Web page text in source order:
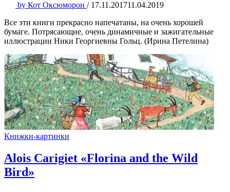
by Кот Оксюморон / 17.11.201711.04.2019
Все эти книги прекрасно напечатаны, на очень хорошей
бумаге. Потрясающие, очень динамичные и зажигательные
иллюстрации Ники Георгиевны Гольц. (Ирина Петелина)
Книжки-картинки
Alois Carigiet «Florina and the Wild
Bird»